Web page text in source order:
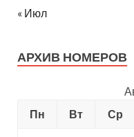
« Июл
АРХИВ НОМЕРОВ
Пн
Вт Ср